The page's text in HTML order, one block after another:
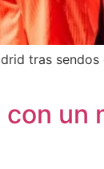
tras
un